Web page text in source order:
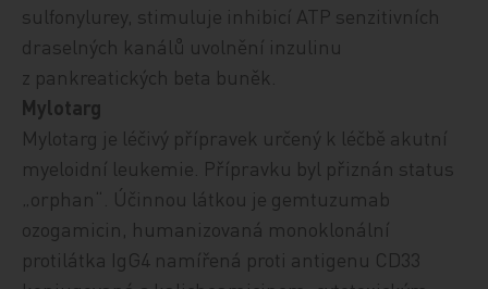
sulfonylurey, stimuluje inhibicí ATP senzitivních
draselných kanálů uvolnění inzulinu
z pankreatických beta buněk.
Mylotarg
Mylotarg je léčivý přípravek určený k léčbě akutní
myeloidní leukemie. Přípravku byl přiznán status
„orphan“. Účinnou látkou je gemtuzumab
ozogamicin, humanizovaná monoklonální
protilátka IgG4 namířená proti antigenu CD33